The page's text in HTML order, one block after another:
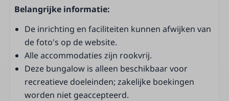
Eettafel
Drinkglazen
Servies
Bestek
Standaard keukeninventaris
Keukengerei
Belangrijke informatie:
De inrichting en faciliteiten kunnen afwijken van
de foto's op de website.
Alle accommodaties zijn rookvrij.
Deze bungalow is alleen beschikbaar voor
recreatieve doeleinden; zakelijke boekingen
worden niet geaccepteerd.